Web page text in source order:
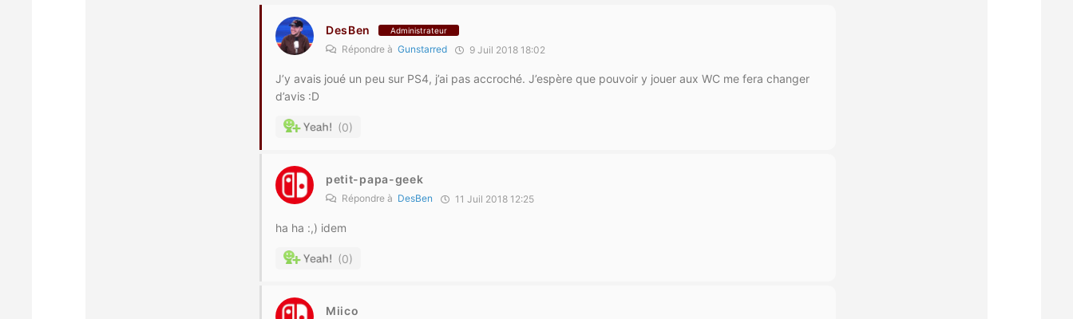
DesBen Administrateur
Répondre à Gunstarred 9 Juil 2018 18:02
J’y avais joué un peu sur PS4, j’ai pas accroché. J’espère que pouvoir y jouer aux WC me fera changer
d’avis :D
0
petit-papa-geek
Répondre à DesBen 11 Juil 2018 12:25
ha ha :,) idem
0
Miico